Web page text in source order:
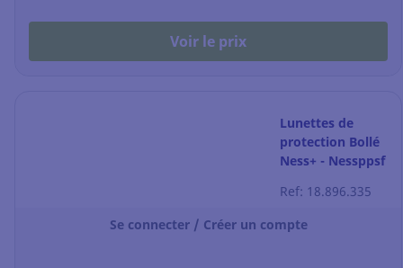
Voir le prix
Lunettes de
protection Bollé
Ness+ - Nessppsf
paire
Ref: 18.896.335
Se connecter / Créer un compte